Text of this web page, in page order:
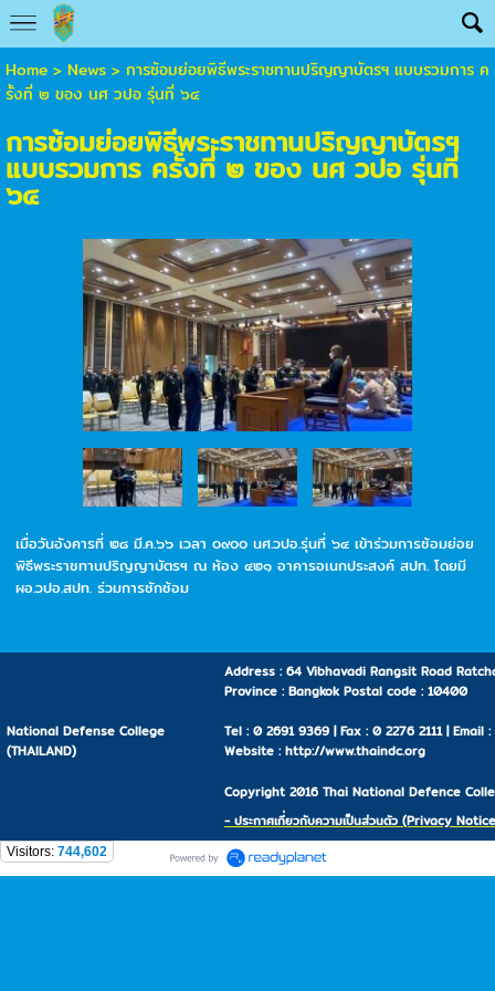
Home> News> การซ้อมย่อยพิธีพระราชทานปริญญาบัตรฯ แบบรวมการ ค
รั้งที่ ๒ ของ นศ วปอ รุ่นที่ ๖๔
การซ้อมย่อยพิธีพระราชทานปริญญาบัตรฯ
แบบรวมการ ครั้งที่ ๒ ของ นศ วปอ รุ่นที่
๖๔
เมื่อวันอังคารที่ ๒๘ มี.ค.๖๖ เวลา ๐๙๐๐ นศ.วปอ.รุ่นที่ ๖๔ เข้าร่วมการซ้อมย่อย
พิธีพระราชทานปริญญาบัตรฯ ณ ห้อง ๔๒๑ อาคารอเนกประสงค์ สปท. โดยมี
ผอ.วปอ.สปท. ร่วมการซักซ้อม
Address : 64 Vibhavadi Rangsit Road
Province : Bangkok Postal code : 10400
National Defense College
(THAILAND)
Tel : 0 2691 9369 | Fax : 0 2276 2111 | Email
Website : http://www.thaindc.org
Copyright 2016 Thai National Defence
- ประกาศเกี่ยวกับความเป็นส่วนตัว (Privacy
Visitors: 744,602